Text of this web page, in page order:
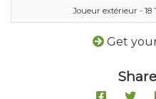
Joueur extérieur - 18
Get